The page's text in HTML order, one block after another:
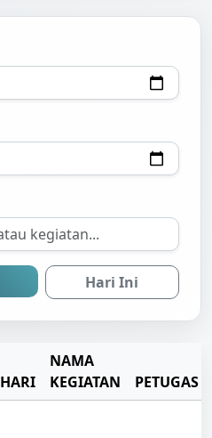
Hari Ini
HARI
NAMA
KEGIATAN
PETUGAS